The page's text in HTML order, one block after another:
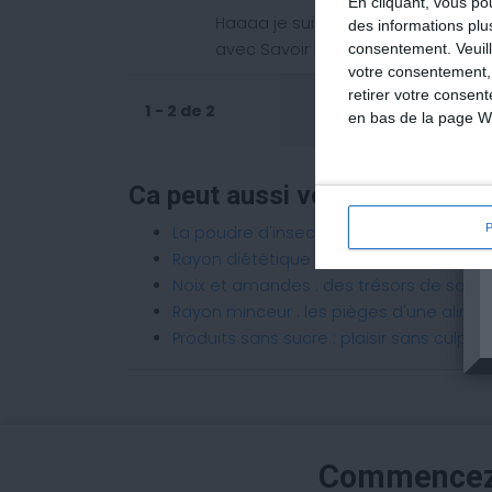
des informations
consentement.
votre
retirer votre
en bas de la page
Haaaa je suis fan de BABA donc
avec Savoir Maigrir :p Mais aura t
1 - 2 de 2
Ca peut aussi vous intéresser
La poudre d'insectes dans nos
Rayon diététique : le grand leurre des
Noix et amandes : des trésors de
Rayon minceur : les pièges d'une
Produits sans sucre : plaisir sans